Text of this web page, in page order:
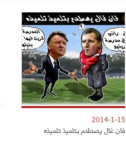
2014-1-15
فان غال يصطدم بتلميذ تلميذه